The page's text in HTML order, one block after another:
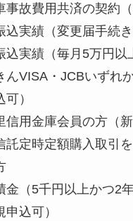
故費用共済の契約（
実績（変更届手続き
実績（毎月5万円以
VISA・JCBいずれ
可）
用金庫会員の方（新
定時定額購入取引を
（5千円以上かつ2
込可）